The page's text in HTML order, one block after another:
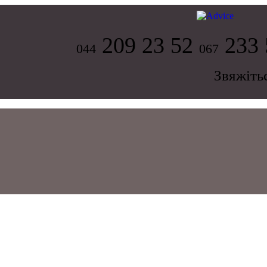
044 209 23 52 067 233